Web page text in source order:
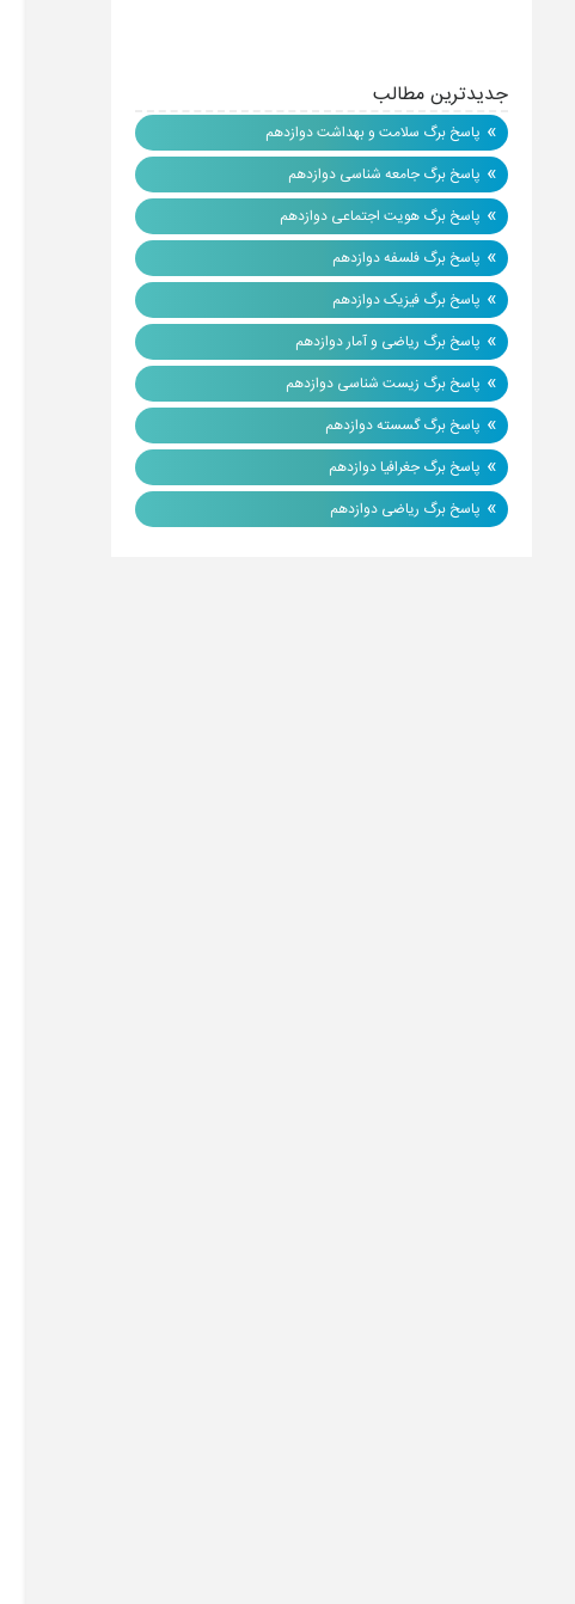
جدیدترین مطالب
» پاسخ برگ سلامت و بهداشت دوازدهم
» پاسخ برگ جامعه شناسی دوازدهم
» پاسخ برگ هویت اجتماعی دوازدهم
» پاسخ برگ فلسفه دوازدهم
» پاسخ برگ فیزیک دوازدهم
» پاسخ برگ ریاضی و آمار دوازدهم
» پاسخ برگ زیست شناسی دوازدهم
» پاسخ برگ گسسته دوازدهم
» پاسخ برگ جغرافیا دوازدهم
» پاسخ برگ ریاضی دوازدهم